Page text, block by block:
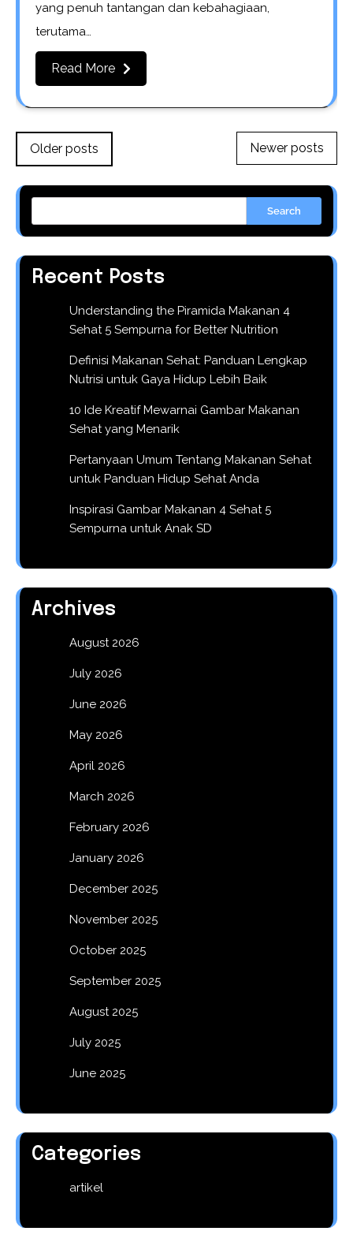
yang penuh tantangan dan kebahagiaan,
terutama…
Read More
Posts
navigation
Older posts Newer posts
Search
Recent Posts
Understanding the Piramida Makanan 4
Sehat 5 Sempurna for Better Nutrition
Definisi Makanan Sehat: Panduan Lengkap
Nutrisi untuk Gaya Hidup Lebih Baik
10 Ide Kreatif Mewarnai Gambar Makanan
Sehat yang Menarik
Pertanyaan Umum Tentang Makanan Sehat
untuk Panduan Hidup Sehat Anda
Inspirasi Gambar Makanan 4 Sehat 5
Sempurna untuk Anak SD
Archives
August 2026
July 2026
June 2026
May 2026
April 2026
March 2026
February 2026
January 2026
December 2025
November 2025
October 2025
September 2025
August 2025
July 2025
June 2025
Categories
artikel